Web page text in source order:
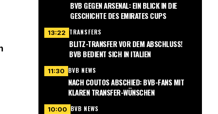
BVB GEGEN ARSENAL: EIN BLICK IN DIE
GESCHICHTE DES EMIRATES CUPS
13:22 TRANSFERS
BLITZ-TRANSFER VOR DEM ABSCHLUSS!
BVB BEDIENT SICH IN ITALIEN
11:30 BVB NEWS
NACH COUTOS ABSCHIED: BVB-FANS MIT
KLAREN TRANSFER-WÜNSCHEN
10:00 BVB NEWS